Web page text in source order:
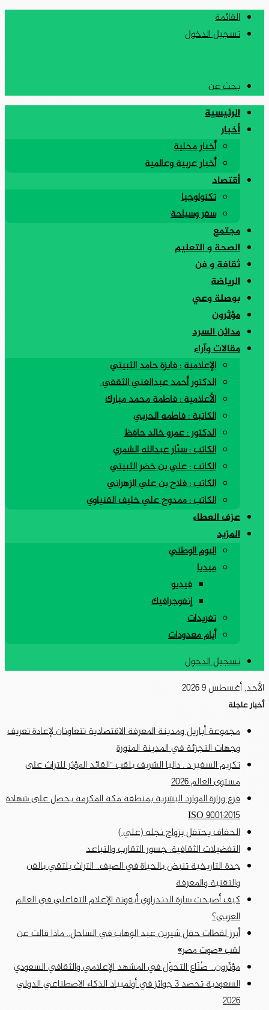
القائمة
تسجيل الدخول
بحث عن
الرئيسية
أخبار
أخبار محلية
أخبار عربية وعالمية
أقتصاد
تكنولوجيا
سفر وسياحة
مجتمع
الصحة و التعليم
ثقافة و فن
الرياضة
بوصلة وعي
مؤثرون
مدائن السرد
مقالات وآراء
الإعلامية : فايزة حامد الثبيتي
الدكتور أحمد عبدالغني الثقفي
الأعلامية : فاطمة محمد مبارك
الكاتبة : فاطمه الحربي
الدكتور : عمرو خالد حافظ
الكاتب : سيّار عبدالله الشمري
الكاتب : علي بن خضر الثبيتي
الكاتب : فلاح بن علي الزهراني
الكاتب : ممدوح علي خليف القنياوي
عزف العطاء
المزيد
اليوم الوطني
ميديا
فيديو
إنفوجرافيك
تغريدات
أيام معدودات
تسجيل الدخول
الأحد, أغسطس 9 2026
أخبار عاجلة
مجموعة أباريل ومدينة المعرفة الاقتصادية تتعاونان لإعادة تعريف
وجهات التجزئة في المدينة المنورة
تكريم السفير د . داليا الشريف بلقب “القائد المؤثر للتراث على
مستوى العالم 2026
فرع وزارة الموارد البشرية بمنطقة مكة المكرمة يحصل على شهادة
ISO 9001:2015
الحفاف يحتفل بزواج نجله (علي )
التفضيلات الثقافية: جسور التقارب والتباعد
جدة التاريخية تنبض بالحياة في الصيف.. التراث يلتقي بالفن
والتقنية والمعرفة
كيف أصبحت سارة الدندراوي أيقونة الإعلام التفاعلي في العالم
العربي؟
أبرز لقطات حفل شيرين عبد الوهاب في الساحل.. ماذا قالت عن
لقب «صوت مصر»
مؤثّرون… صُنّاع التحوّل في المشهد الإعلامي والثقافي السعودي
السعودية تحصد 3 جوائز في أولمبياد الذكاء الاصطناعي الدولي
2026